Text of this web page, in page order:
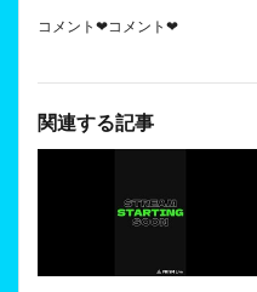
コメント❤コメント❤
関連する記事